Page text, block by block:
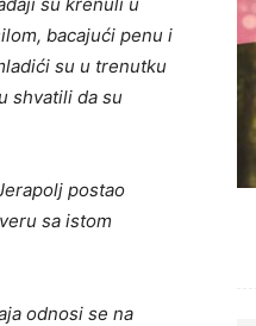
bacajući penu i
su u trenutku
shvatili da su
postao
sa istom
odnosi se na